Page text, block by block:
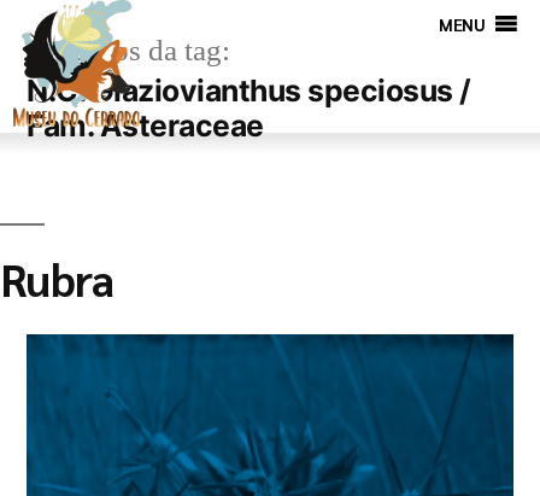
MENU
Arquivos da tag:
N.C. Glaziovianthus speciosus /
Fam. Asteraceae
Rubra